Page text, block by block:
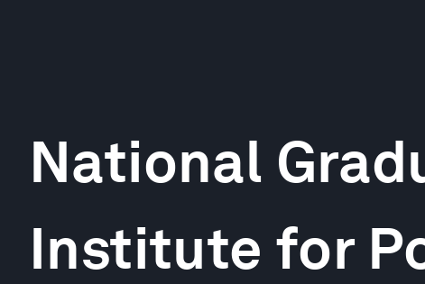
National
Institute for